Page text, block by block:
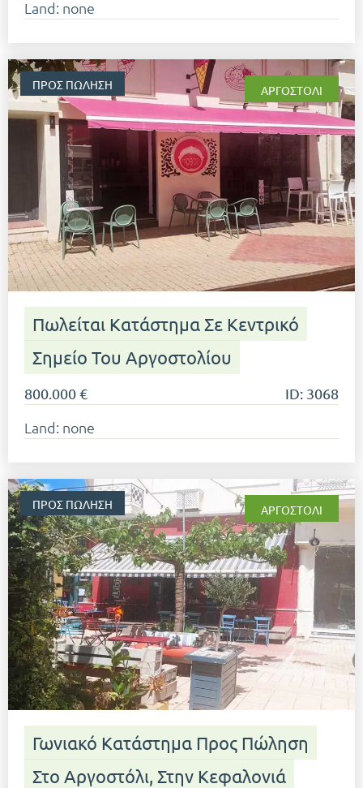
Land: none
ΠΡΟΣ ΠΏΛΗΣΗ ΑΡΓΟΣΤΌΛΙ
Πωλείται Κατάστημα Σε Κεντρικό
Σημείο Του Αργοστολίου
800.000 € ID: 3068
Land: none
ΠΡΟΣ ΠΏΛΗΣΗ ΑΡΓΟΣΤΌΛΙ
Γωνιακό Κατάστημα Προς Πώληση
Στο Αργοστόλι, Στην Κεφαλονιά